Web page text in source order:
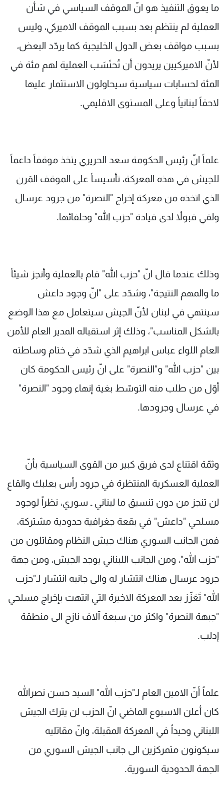
ما يعوق التنفيذ هو انّ الموقف السياسي في شأن
العملية لم ينتظم بعد بسبب الموقف الاميركي، وليس
بسبب مواقف بعض الدول الخليجية كما يردّد البعض،
لأنّ الاميركيين يريدون أن تُحتَسَب العملية لهم مئة في
المئة لحسابات سياسية سيحاولون الاستثمار عليها
لاحقاً لبنانياً وعلى المستوى الاقليمي.
علماً انّ رئيس الحكومة سعد الحريري يتخذ موقفاً داعماً
للجيش في هذه المعركة، تأسيساً على الموقف المَرن
الذي اتخذه من معركة إخراج "النصرة" من جرود عرسال
ولقي قبولاً لدى قيادة "حزب الله" وحلفائها.
وذلك عندما قال انّ "حزب الله" قام بالعملية وأنجز شيئاً
ما والمهم النتيجة"، وشدّد على "انّ وجود داعش
سينتهي في لبنان لأنّ الجيش سيتعامل مع هذا الوضع
بالشكل المناسب"، وذلك إثر استقباله المدير العام للأمن
العام اللواء عباس ابراهيم الذي شدّد في ختام وساطته
بين "حزب الله" و"النصرة" على انّ رئيس الحكومة كان
أوّل من طلب منه التوسّط بغية إنهاء وجود "النصرة"
في عرسال وجرودها.
وثمّة اقتناع لدى فريق كبير من القوى السياسية بأنّ
العملية العسكرية المنتظرة في جرود رأس بعلبك والقاع
لن تنجز من دون تنسيق ما لبناني ـ سوري، نظراً لوجود
مسلحي "داعش" في بقعة جغرافية حدودية مشتركة،
فمن الجانب السوري هناك جيش النظام ومقاتلون من
"حزب الله"، ومن الجانب اللبناني يوجد الجيش، ومن جهة
جرود عرسال هناك انتشار له والى جانبه انتشار لـ"حزب
الله" تَعَزّز بعد المعركة الاخيرة التي انتهت بإخراج مسلحي
"جبهة النصرة" واكثر من سبعة آلاف نازح الى منطقة
إدلب.
علماً أنّ الامين العام لـ"حزب الله" السيد حسن نصرالله
كان أعلن الاسبوع الماضي انّ الحزب لن يترك الجيش
اللبناني وحيداً في المعركة المقبلة، وانّ مقاتليه
سيكونون متمركزين الى جانب الجيش السوري من
الجهة الحدودية السورية.